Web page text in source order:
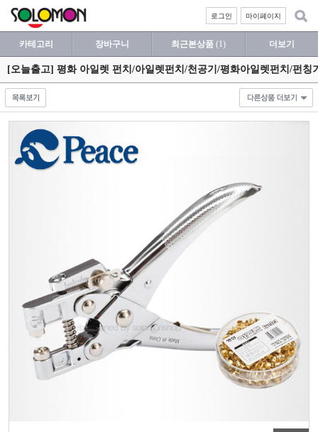
마이페이지
로그인
카테고리 장바구니 최근본상품 (1) 더보기
[오늘출고] 평화 아일렛 펀치/아일렛펀치/천공기/평화아일렛펀치/펀칭